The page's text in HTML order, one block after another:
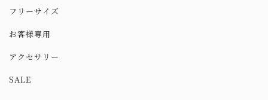
フリーサイズ
お客様専用
アクセサリー
SALE